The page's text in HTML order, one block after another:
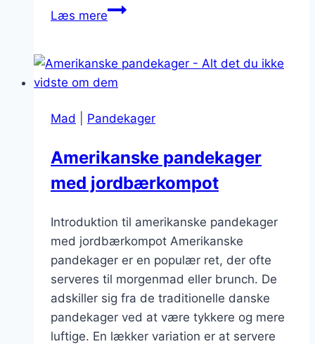
Læs merePandekager
brunchfesten
Mad Pandekager
Amerikanske pandekager
med jordbærkompot
Introduktion til amerikanske pandekager
med jordbærkompot Amerikanske
pandekager er en populær ret, der ofte
serveres til morgenmad eller brunch. De
adskiller sig fra de traditionelle danske
pandekager ved at være tykkere og mere
luftige. En lækker variation er at servere